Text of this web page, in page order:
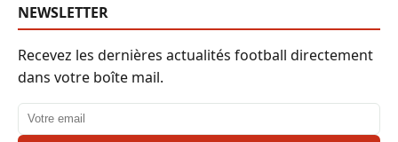
NEWSLETTER
Recevez les dernières actualités football directement
dans votre boîte mail.
Adresse email